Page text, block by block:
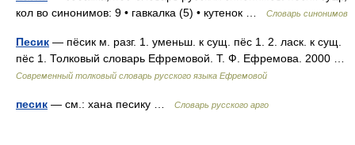
кол во синонимов: 9 • гавкалка (5) • кутенок …
Словарь синонимов
Песик — пёсик м. разг. 1. уменьш. к сущ. пёс 1. 2. ласк. к сущ.
пёс 1. Толковый словарь Ефремовой. Т. Ф. Ефремова. 2000 …
Современный толковый словарь русского языка Ефремовой
песик — см.: хана песику … Словарь русского арго